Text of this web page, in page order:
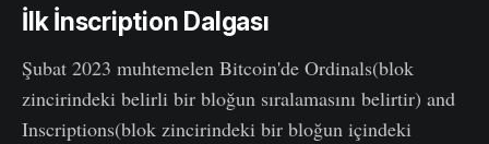
İlk İnscription Dalgası
Şubat 2023 muhtemelen Bitcoin'de Ordinals(blok
zincirindeki belirli bir bloğun sıralamasını belirtir) and
Inscriptions(blok zincirindeki bir bloğun içindeki